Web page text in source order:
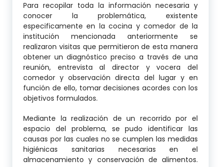
Para recopilar toda la información necesaria y
conocer la problemática, existente
especificamente en la cocina y comedor de la
institución mencionada anteriormente se
realizaron visitas que permitieron de esta manera
obtener un diagnóstico preciso a través de una
reunión, entrevista al director y vocera del
comedor y observación directa del lugar y en
función de ello, tomar decisiones acordes con los
objetivos formulados.
Mediante la realización de un recorrido por el
espacio del problema, se pudo identificar las
causas por las cuales no se cumplen las medidas
higiénicas sanitarias necesarias en el
almacenamiento y conservación de alimentos.